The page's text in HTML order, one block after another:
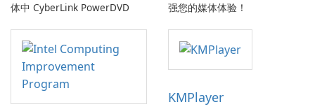
体中 CyberLink PowerDVD
强您的媒体体验！
KMPlayer